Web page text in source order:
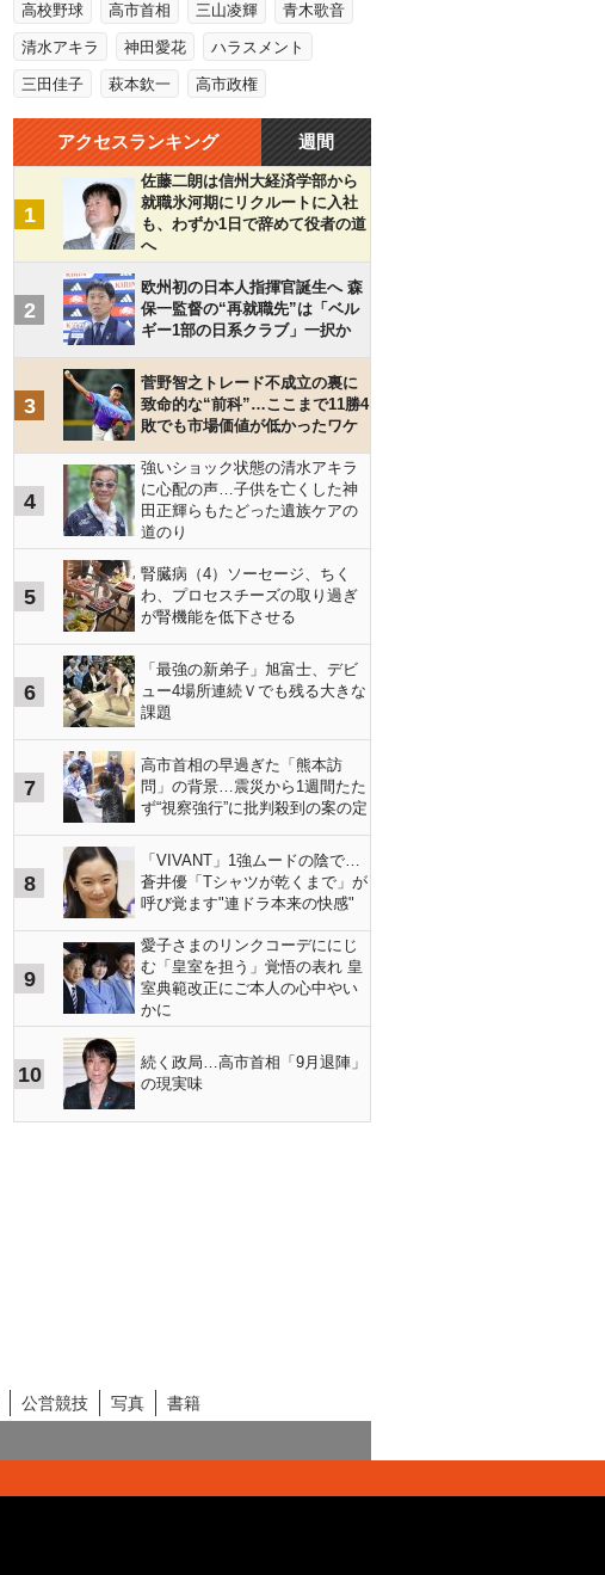
高校野球 高市首相 三山凌輝 青木歌音
清水アキラ 神田愛花 ハラスメント
三田佳子 萩本欽一 高市政権
アクセスランキング 週間
1
佐藤二朗は信州大経済学部から
就職氷河期にリクルートに入社
も、わずか1日で辞めて役者の道
へ
2
欧州初の日本人指揮官誕生へ 森
保一監督の“再就職先”は「ベル
ギー1部の日系クラブ」一択か
3
菅野智之トレード不成立の裏に
致命的な“前科”…ここまで11勝4
敗でも市場価値が低かったワケ
4
強いショック状態の清水アキラ
に心配の声…子供を亡くした神
田正輝らもたどった遺族ケアの
道のり
5
腎臓病（4）ソーセージ、ちく
わ、プロセスチーズの取り過ぎ
が腎機能を低下させる
6
「最強の新弟子」旭富士、デビ
ュー4場所連続Ｖでも残る大きな
課題
7
高市首相の早過ぎた「熊本訪
問」の背景…震災から1週間たた
ず“視察強行”に批判殺到の案の定
8
「VIVANT」1強ムードの陰で…
蒼井優「Tシャツが乾くまで」が
呼び覚ます"連ドラ本来の快感"
9
愛子さまのリンクコーデににじ
む「皇室を担う」覚悟の表れ 皇
室典範改正にご本人の心中やい
かに
10
続く政局…高市首相「9月退陣」
の現実味
公営競技 写真
書籍